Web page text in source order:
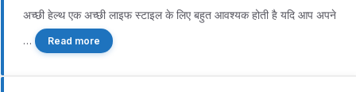
अच्छी हेल्थ एक अच्छी लाइफ स्टाइल के लिए बहुत आवश्यक होती है यदि आप अपने
…
Read more